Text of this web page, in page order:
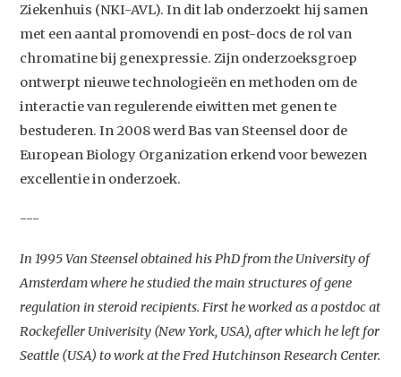
Studium Generale
Ziekenhuis (NKI-AVL). In dit lab onderzoekt hij samen
met een aantal promovendi en post-docs de rol van
chromatine bij genexpressie. Zijn onderzoeksgroep
ontwerpt nieuwe technologieën en methoden om de
interactie van regulerende eiwitten met genen te
bestuderen. In 2008 werd Bas van Steensel door de
European Biology Organization erkend voor bewezen
excellentie in onderzoek.
---
In 1995 Van Steensel obtained his PhD from the University of
Amsterdam where he studied the main structures of gene
regulation in steroid recipients. First he worked as a postdoc at
Rockefeller Univerisity (New York, USA), after which he left for
Seattle (USA) to work at the Fred Hutchinson Research Center.